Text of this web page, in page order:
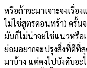
หรือถ้าจะมาเจาะจงเรื่
ไม่ใช่สูตรคอนทร้า) ครั้น
มันก็ไม่น่าจะใช่แนวหรือ
ย่อมอยากจะปรุงสิ่งที่ดีที่
มาบ้าง แต่คงไปบังคับอ